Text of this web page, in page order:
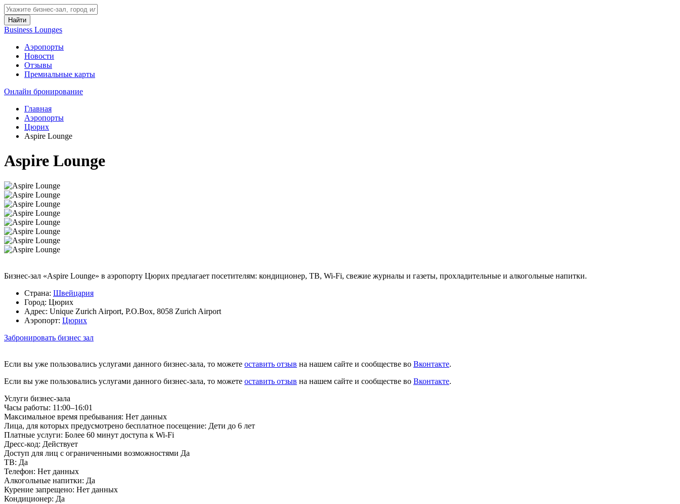
Найти
Business Lounges
Аэропорты
Новости
Отзывы
Премиальные карты
Онлайн бронирование
Главная
Аэропорты
Цюрих
Aspire Lounge
Aspire Lounge
Бизнес-зал «Aspire Lounge» в аэропорту Цюрих предлагает посетителям: кондиционер, ТВ, Wi-Fi, свежие журналы и газеты, прохладительные и алкогольные напитки.
Страна: Швейцария
Город: Цюрих
Адрес: Unique Zurich Airport, P.O.Box, 8058 Zurich Airport
Аэропорт: Цюрих
Забронировать бизнес зал
Если вы уже пользовались услугами данного бизнес-зала, то можете оставить отзыв на нашем сайте и сообществе во Вконтакте.
Если вы уже пользовались услугами данного бизнес-зала, то можете оставить отзыв на нашем сайте и сообществе во Вконтакте.
Услуги бизнес-зала
Часы работы: 11:00–16:01
Максимальное время пребывания: Нет данных
Лица, для которых предусмотрено бесплатное посещение: Дети до 6 лет
Платные услуги: Более 60 минут доступа к Wi-Fi
Дресс-код: Действует
Доступ для лиц с ограниченными возможностями Да
ТВ: Да
Телефон: Нет данных
Алкогольные напитки: Да
Курение запрещено: Нет данных
Кондиционер: Да